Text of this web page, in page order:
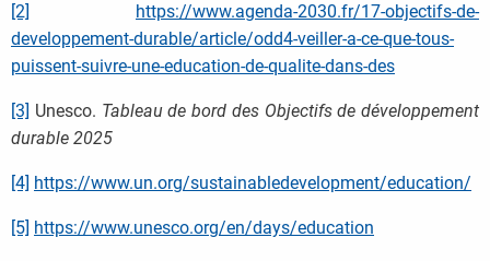
[2]
https://www.agenda-2030.fr/17-objectifs-de-
developpement-durable/article/odd4-veiller-a-ce-que-tous-
puissent-suivre-une-education-de-qualite-dans-des
[3] Unesco. Tableau de bord des Objectifs de développement
durable 2025
[4] https://www.un.org/sustainabledevelopment/education/
[5] https://www.unesco.org/en/days/education